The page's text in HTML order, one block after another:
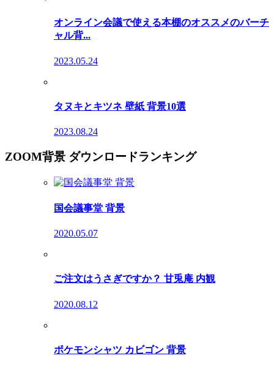
オンライン会議で使える本棚のオススメのバーチ
ャル背...
2023.05.24
タヌキとキツネ 壁紙 背景10選
2023.08.24
ZOOM背景 ダウンロードランキング
国会議事堂 背景
2020.05.07
ご注文はうさぎですか？ 甘兎庵 内観
2020.08.12
ポケモンシャツ カビゴン 背景